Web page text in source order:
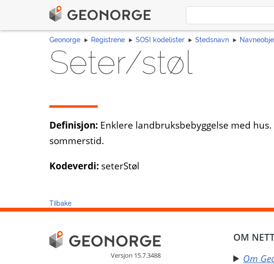
Geonorge Registrene SOSI kodelister Stedsnavn
Seter/støl
Definisjon: Enklere landbruksbebyggelse med
sommerstid.
Kodeverdi: seterStøl
Tilbake